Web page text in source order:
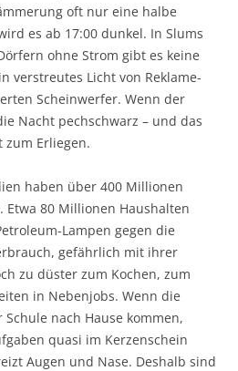
oft nur eine halbe
es ab 17:00 dunkel. In Slums
ohne Strom gibt es keine
verstreutes Licht von Reklame-
Scheinwerfer. Wenn der
Nacht pechschwarz – und das
zum Erliegen.
haben über 400 Millionen
Etwa 80 Millionen Haushalten
Lampen gegen die
gefährlich mit ihrer
zu düster zum Kochen, zum
in Nebenjobs. Wenn die
nach Hause kommen,
quasi im Kerzen­schein
Augen und Nase. Deshalb sind